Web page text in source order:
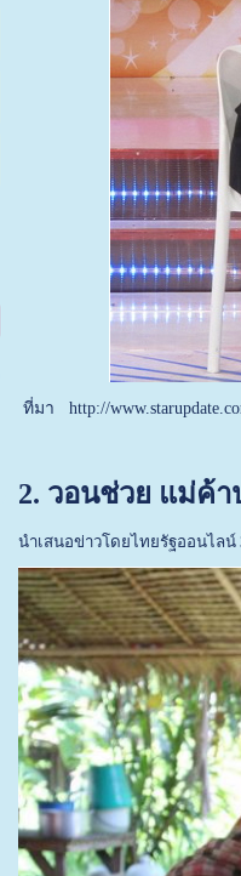
ที่มา http://
2. วอนช่วย แม่ค้
นำเสนอข่าวโดยไทยรัฐออนไลน์